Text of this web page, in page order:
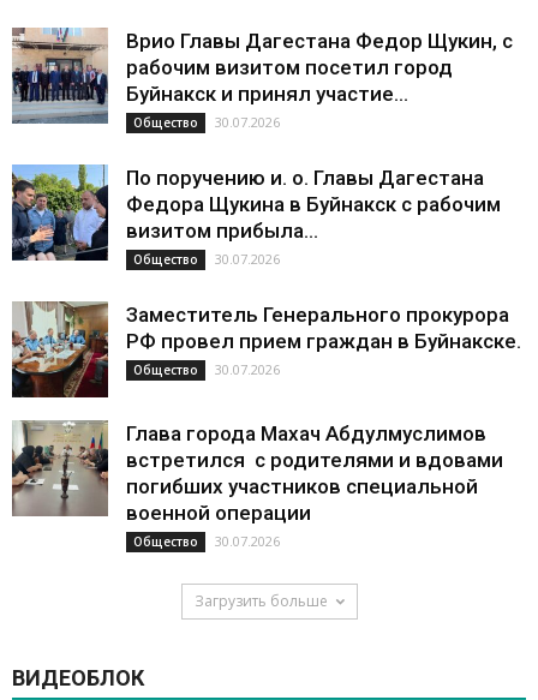
Врио Главы Дагестана Федор Щукин, с
рабочим визитом посетил город
Буйнакск и принял участие...
Общество 30.07.2026
По поручению и. о. Главы Дагестана
Федора Щукина в Буйнакск с рабочим
визитом прибыла...
Общество 30.07.2026
Заместитель Генерального прокурора
РФ провел прием граждан в Буйнакске.
Общество 30.07.2026
Глава города Махач Абдулмуслимов
встретился с родителями и вдовами
погибших участников специальной
военной операции
Общество 30.07.2026
Загрузить больше
ВИДЕОБЛОК